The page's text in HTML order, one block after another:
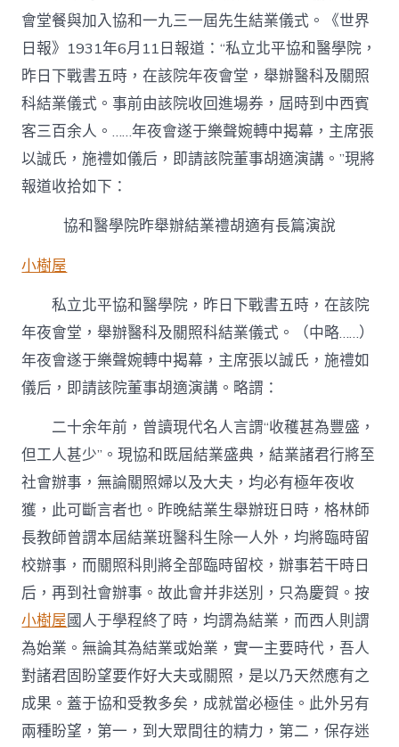
會堂餐與加入協和一九三一屆先生結業儀式。《世界
日報》1931年6月11日報道：“私立北平協和醫學院，
昨日下戰書五時，在該院年夜會堂，舉辦醫科及關照
科結業儀式。事前由該院收回進場券，屆時到中西賓
客三百余人。……年夜會遂于樂聲婉轉中揭幕，主席張
以誠氏，施禮如儀后，即請該院董事胡適演講。”現將
報道收拾如下：
協和醫學院昨舉辦結業禮胡適有長篇演說
小樹屋
私立北平協和醫學院，昨日下戰書五時，在該院
年夜會堂，舉辦醫科及關照科結業儀式。（中略……）
年夜會遂于樂聲婉轉中揭幕，主席張以誠氏，施禮如
儀后，即請該院董事胡適演講。略謂：
二十余年前，曾讀現代名人言謂“收穫甚為豐盛，
但工人甚少”。現協和既屆結業盛典，結業諸君行將至
社會辦事，無論關照婦以及大夫，均必有極年夜收
獲，此可斷言者也。昨晚結業生舉辦班日時，格林師
長教師曾謂本屆結業班醫科生除一人外，均將臨時留
校辦事，而關照科則將全部臨時留校，辦事若干時日
后，再到社會辦事。故此會并非送別，只為慶賀。按
小樹屋國人于學程終了時，均謂為結業，而西人則謂
為始業。無論其為結業或始業，實一主要時代，吾人
對諸君固盼望要作好大夫或關照，是以乃天然應有之
成果。蓋于協和受教多矣，成就當必極佳。此外另有
兩種盼望，第一，到大眾間往的精力，第二，保存迷